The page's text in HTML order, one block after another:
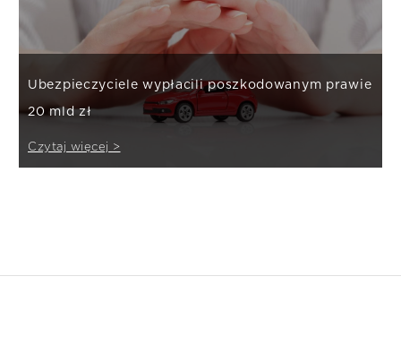
Ubezpieczyciele wypłacili poszkodowanym prawie
20 mld zł
Czytaj więcej >